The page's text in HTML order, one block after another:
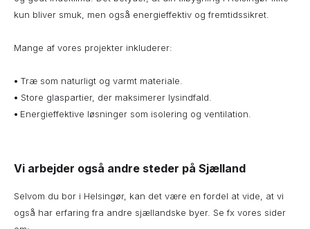
kun bliver smuk, men også energieffektiv og fremtidssikret.
Mange af vores projekter inkluderer:
• Træ som naturligt og varmt materiale.
• Store glaspartier, der maksimerer lysindfald.
• Energieffektive løsninger som isolering og ventilation.
Vi arbejder også andre steder på Sjælland
Selvom du bor i Helsingør, kan det være en fordel at vide, at vi
også har erfaring fra andre sjællandske byer. Se fx vores sider